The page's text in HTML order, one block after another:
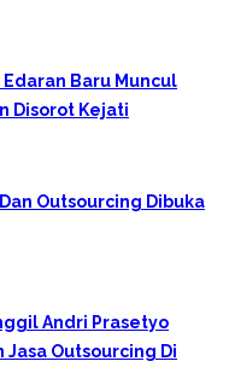
Baru Muncul
Disorot Kejati
Outsourcing Dibuka
Andri Prasetyo
Outsourcing Di